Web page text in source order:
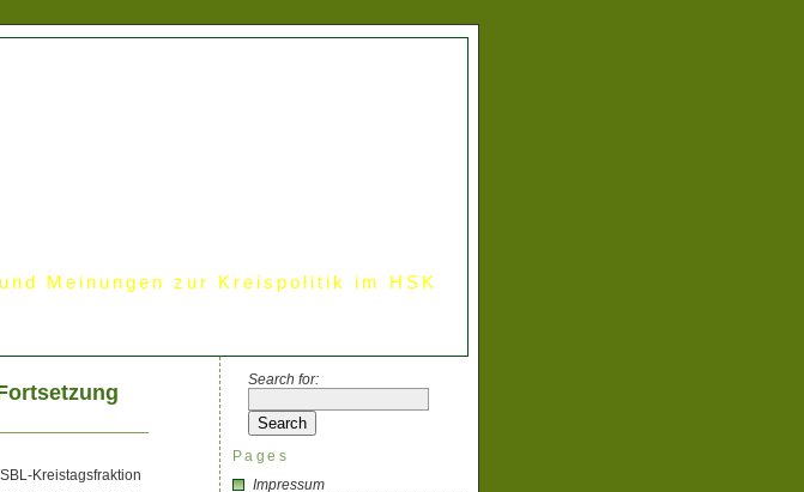
Meinungen zur Kreispolitik im HSK
Kreistagsfraktion
Search for:
Pages
Impressum